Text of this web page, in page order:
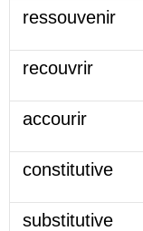
ressouvenir
recouvrir
accourir
constitutive
substitutive